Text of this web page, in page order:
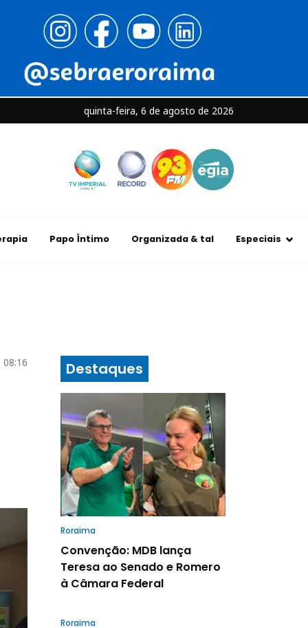
quinta-feira, 6 de agosto de 2026
Papo Íntimo Organizada & tal Especiais
Destaques
Roraima
Convenção: MDB lança
Teresa ao Senado e Romero
à Câmara Federal
Roraima